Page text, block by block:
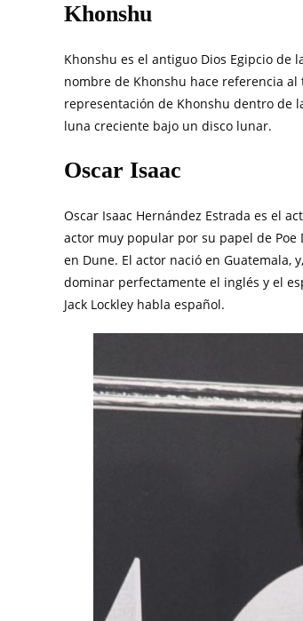
Khonshu
Khonshu es el antiguo Dios Egipcio de
nombre de Khonshu hace referencia
representación de Khonshu dentro de
luna creciente bajo un disco lunar.
Oscar Isaac
Oscar Isaac Hernández Estrada es el
actor muy popular por su papel de
en Dune. El actor nació en Guatemala,
dominar perfectamente el inglés y el
Jack Lockley habla español.